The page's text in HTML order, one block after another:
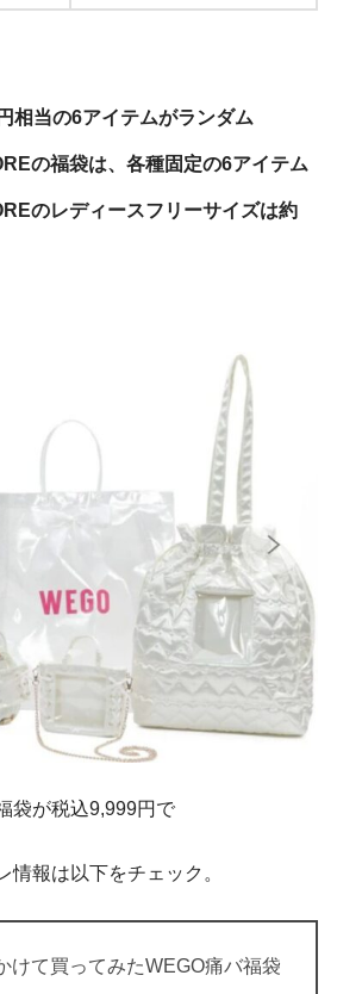
相当の6アイテムがランダム
の福袋は、各種固定の6アイテム
のレディースフリーサイズは約
袋が税込9,999円で
情報は以下をチェック。
けて買ってみたWEGO痛バ福袋